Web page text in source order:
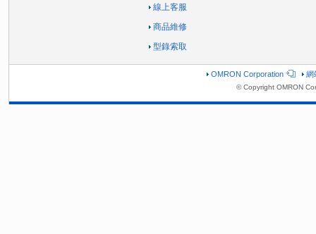
線上客服
商品維修
型錄索取
OMRON Corporation 網
© Copyright OMRON